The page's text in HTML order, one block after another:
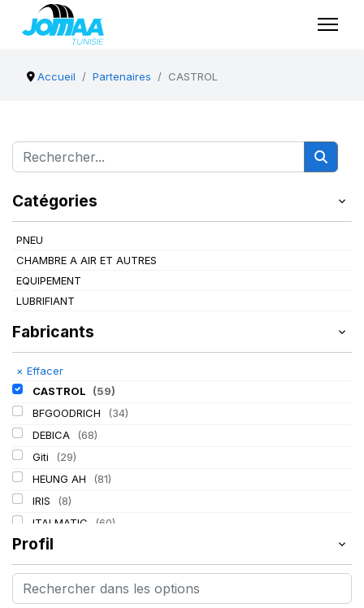
Accueil Partenaires CASTROL
Catégories
PNEU
CHAMBRE A AIR ET AUTRES
EQUIPEMENT
LUBRIFIANT
Fabricants
× Effacer
CASTROL
(59)
BFGOODRICH
(34)
DEBICA
(68)
Giti
(29)
HEUNG AH
(81)
IRIS
(8)
ITALMATIC
(60)
KLEBER
LASSA (174)
LING LONG
(152)
Profil